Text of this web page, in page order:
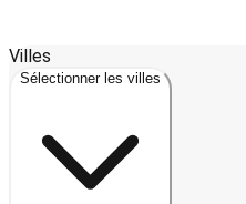
+
Villes
Sélectionner les villes